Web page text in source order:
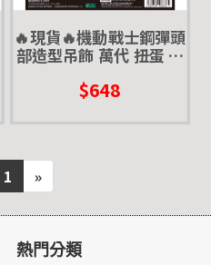
🔥現貨🔥機動戰士鋼彈頭
部造型吊飾 萬代 扭蛋 轉
沙薩比 nu鋼彈
$648
1 »
熱門分類